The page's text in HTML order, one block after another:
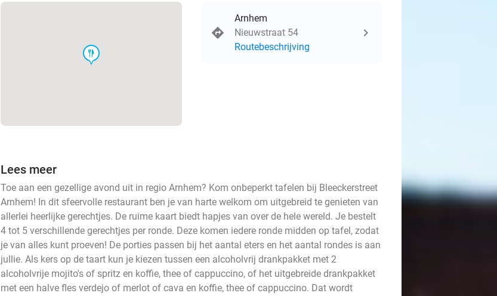
food
Arnhem
Nieuwstraat 54
Routebeschrijving
Lees meer
Toe aan een gezellige avond uit in regio Arnhem? Kom onbeperkt tafelen bij Bleeckerstreet
Arnhem! In dit sfeervolle restaurant ben je van harte welkom om uitgebreid te genieten van
allerlei heerlijke gerechtjes. De ruime kaart biedt hapjes van over de hele wereld. Je bestelt
4 tot 5 verschillende gerechtjes per ronde. Deze komen iedere ronde midden op tafel, zodat
je van alles kunt proeven! De porties passen bij het aantal eters en het aantal rondes is aan
jullie. Als kers op de taart kun je kiezen tussen een alcoholvrij drankpakket met 2
alcoholvrije mojito's of spritz en koffie, thee of cappuccino, of het uitgebreide drankpakket
met een halve fles verdejo of merlot of cava en koffie, thee of cappuccino. Dat wordt